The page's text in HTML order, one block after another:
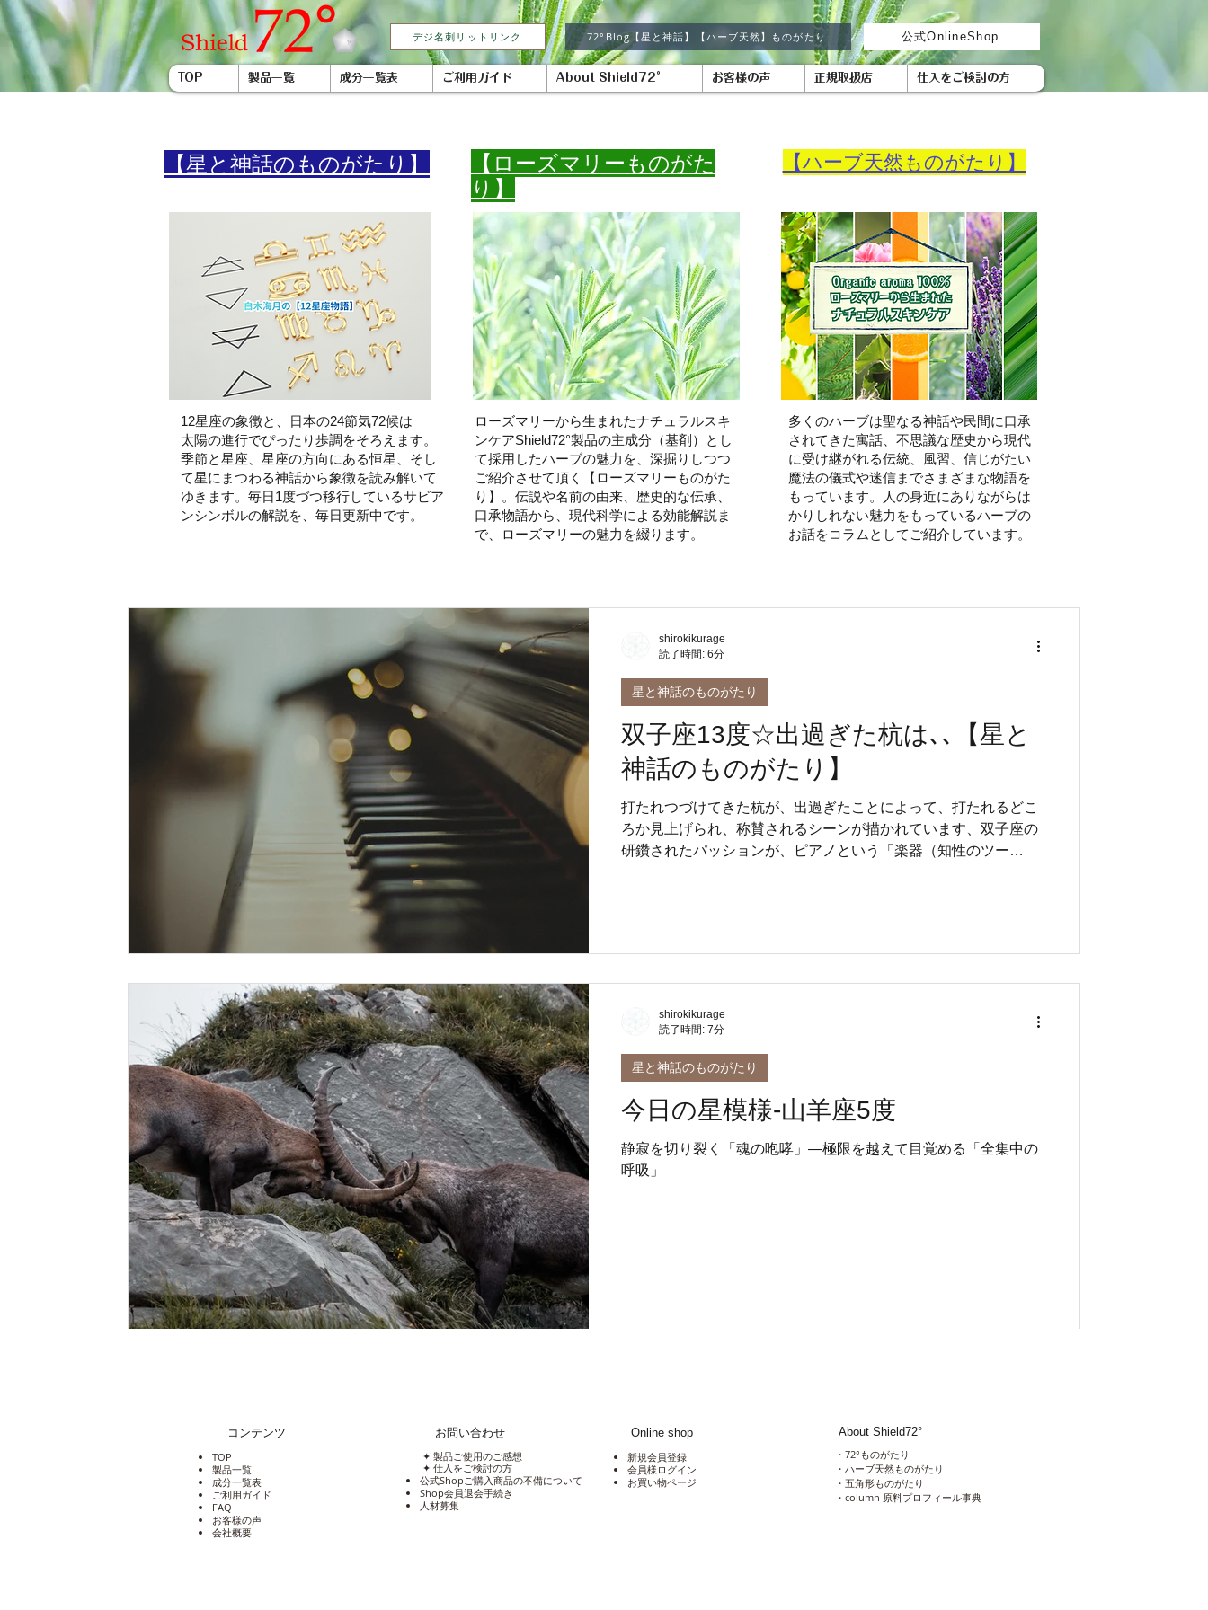
デジ名刺リットリンク 72°Blog【星と神話】【ハーブ天然】ものがたり 公式OnlineShop
TOP 製品一覧 成分一覧表 ご利用ガイド About Shield72° お客様の声 正規取扱店 仕入をご検討の方
​【星と神話のものがたり】
12星座の象徴と、日本の24節気72候は
太陽の進行でぴったり歩調をそろえます。
季節と星座、星座の方向にある恒星、そし
て星にまつわる神話から象徴を読み解いて
ゆきます。毎日1度づつ移行しているサビア
ンシンボルの解説を、毎日更新中です。
​【ローズマリーものがた
り】
ローズマリーから生まれたナチュラルスキ
ンケアShield72°製品の主成分（基剤）とし
て採用したハーブの魅力を、深掘りしつつ
ご紹介させて頂く【ローズマリーものがた
り】。伝説や名前の由来、歴史的な伝承、
口承物語から、現代科学による効能解説ま
で、ローズマリーの魅力を綴ります。
【ハーブ天然ものがたり】
多くのハーブは聖なる神話や民間に口承
されてきた寓話、不思議な歴史から現代
に受け継がれる伝統、風習、信じがたい
魔法の儀式や迷信までさまざまな物語を
もっています。人の身近にありながらは
かりしれない魅力をもっているハーブの
お話を​コラムとしてご紹介しています。
双子座13度☆出過ぎた杭は､､【星と
神話のものがたり】
打たれつづけてきた杭が、出過ぎたことによって、打たれるどこ
ろか見上げられ、称賛されるシーンが描かれています、双子座の
研鑽されたパッションが、ピアノという「楽器（知性のツー
子座13度は、「言語・伝達・思考」の能力がピークに達する場所
の一つです。ピアニストが指先一つで聴衆を静まり返らせるよう
認められたいから有名になるのではなく、放たれるエネルギーが
度で泥をはね散らかして踊っていた少女の足元には、いつの間に
間、流れてきたのは「最新脳」がかつて切り捨てた、あの秘密情
は、「生意気な野生」を抱え
星と神話のものがたり
shirokikurage
読了時間: 6分
今日の星模様-山羊座5度
静寂を切り裂く「魂の咆哮」—極限を越えて目覚める「全集中の
呼吸」
星と神話のものがたり
shirokikurage
読了時間: 7分
コンテンツ
TOP
製品一覧
成分一覧表
​ご利用ガイド
​FAQ
​お客様の声
​会社概要
お問い合わせ
✦ 製品ご使用のご感想
✦ 仕入をご検討の方
公式Shopご購入商品の不備について
Shop会員退会手続き
​人材募集​
Online shop
新規会員登録
会員様ログイン
​お買い物ページ
About Shield72°
​・ 72°ものがたり
​・ ハーブ天然ものがたり
​・ 五角形ものがたり
・column 原料プロフィール事典